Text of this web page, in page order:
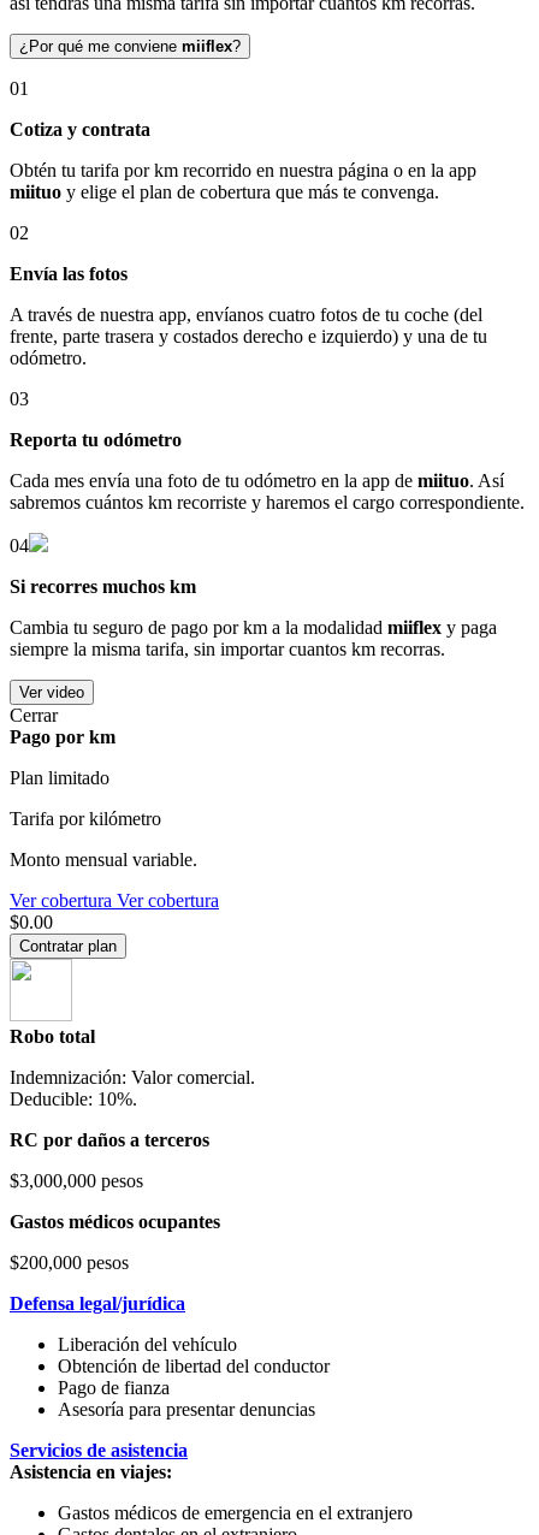
¿Por qué me conviene miiflex?
01
Cotiza y contrata
Obtén tu tarifa por km recorrido en nuestra página o en la app
miituo y elige el plan de cobertura que más te convenga.
02
Envía las fotos
A través de nuestra app, envíanos cuatro fotos de tu coche (del
frente, parte trasera y costados derecho e izquierdo) y una de tu
odómetro.
03
Reporta tu odómetro
Cada mes envía una foto de tu odómetro en la app de miituo. Así
sabremos cuántos km recorriste y haremos el cargo correspondiente.
04
Si recorres muchos km
Cambia tu seguro de pago por km a la modalidad miiflex y paga
siempre la misma tarifa, sin importar cuantos km recorras.
Ver video
Cerrar
Pago por km
Plan limitado
Tarifa por kilómetro
Monto mensual variable.
Ver cobertura Ver cobertura
$0.00
Contratar plan
Robo total
Indemnización: Valor comercial.
Deducible: 10%.
RC por daños a terceros
$3,000,000 pesos
Gastos médicos ocupantes
$200,000 pesos
Defensa legal/jurídica
Liberación del vehículo
Obtención de libertad del conductor
Pago de fianza
Asesoría para presentar denuncias
Servicios de asistencia
Asistencia en viajes:
Gastos médicos de emergencia en el extranjero